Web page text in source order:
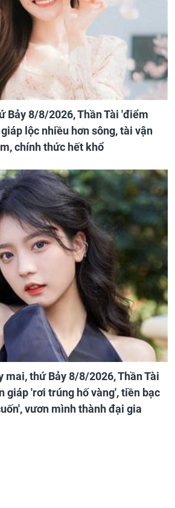
Bảy 8/8/2026, Thần Tài 'điểm
lộc nhiều hơn sông, tài vận
chính thức hết khổ
mai, thứ Bảy 8/8/2026, Thần Tài
giáp 'rơi trúng hố vàng', tiền bạc
vươn mình thành đại gia